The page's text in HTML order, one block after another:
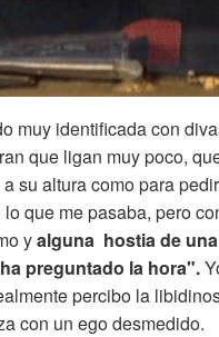
muy identificada con
que ligan muy poco,
su altura como para
que me pasaba, pero
yalguna hostia de
preguntado la hora".
percibo la
con un ego desmedido.